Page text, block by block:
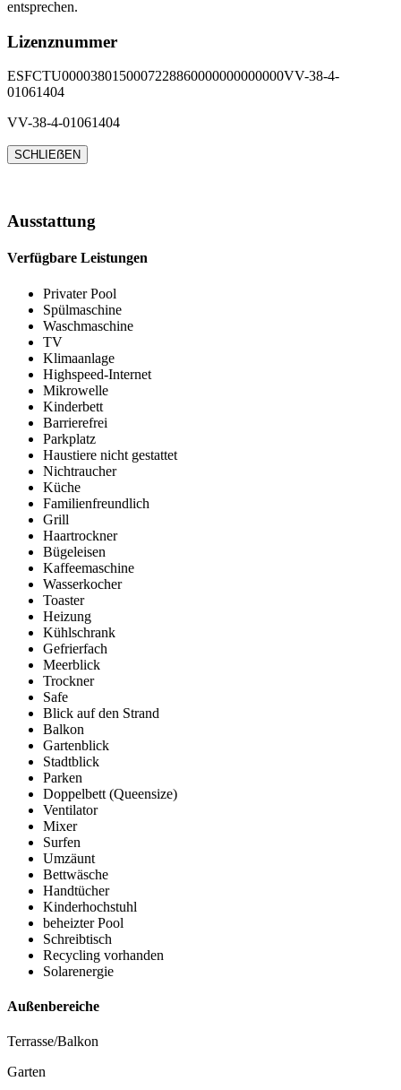
entsprechen.
Lizenznummer
ESFCTU0000380150007228860000000000000VV-38-4-
01061404
VV-38-4-01061404
SCHLIEẞEN
Ausstattung
Verfügbare Leistungen
Privater Pool
Spülmaschine
Waschmaschine
TV
Klimaanlage
Highspeed-Internet
Mikrowelle
Kinderbett
Barrierefrei
Parkplatz
Haustiere nicht gestattet
Nichtraucher
Küche
Familienfreundlich
Grill
Haartrockner
Bügeleisen
Kaffeemaschine
Wasserkocher
Toaster
Heizung
Kühlschrank
Gefrierfach
Meerblick
Trockner
Safe
Blick auf den Strand
Balkon
Gartenblick
Stadtblick
Parken
Doppelbett (Queensize)
Ventilator
Mixer
Surfen
Umzäunt
Bettwäsche
Handtücher
Kinderhochstuhl
beheizter Pool
Schreibtisch
Recycling vorhanden
Solarenergie
Außenbereiche
Terrasse/Balkon
Garten